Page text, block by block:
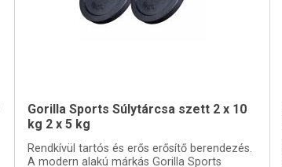
Gorilla Sports Súlytárcsa szett 2 x 10
kg 2 x 5 kg
Rendkívül tartós és erős erősítő berendezés.
A modern alakú márkás Gorilla Sports